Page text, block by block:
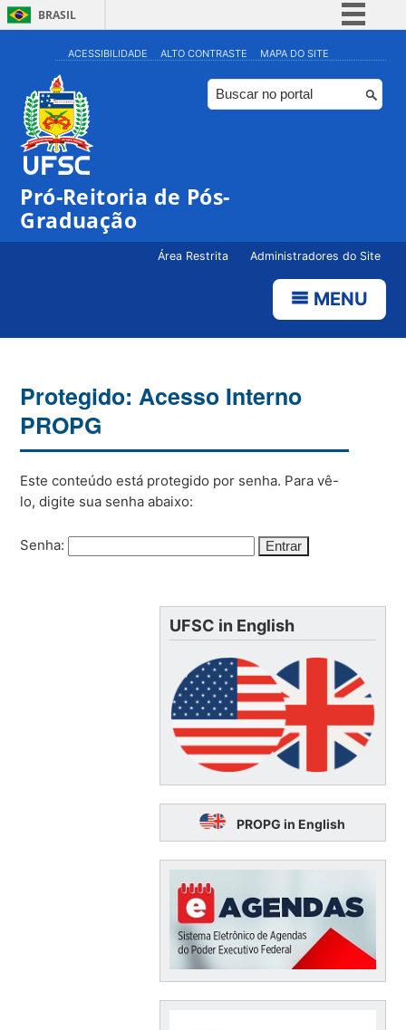
BRASIL
Simplifique!
Comunica BR
Participe
ACESSIBILIDADE ALTO CONTRASTE MAPA DO SITE
Pró-Reitoria de Pós-
Graduação
Área Restrita Administradores do Site
MENU
Protegido: Acesso Interno
PROPG
Este conteúdo está protegido por senha. Para vê-
lo, digite sua senha abaixo:
Senha:
UFSC in English
PROPG in English